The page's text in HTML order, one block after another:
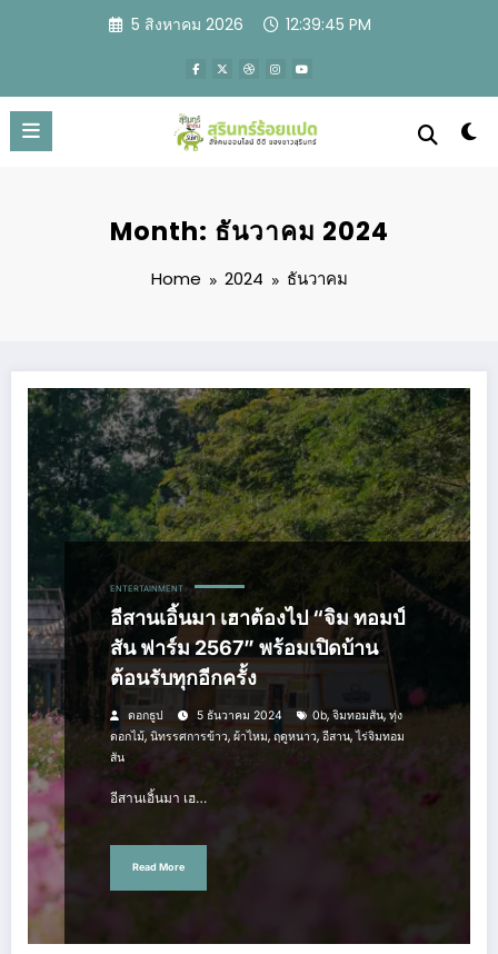
5 สิงหาคม 2026 12:39:46 PM
Month: ธันวาคม 2024
Home 2024 ธันวาคม
ENTERTAINMENT
อีสานเอิ้นมา เฮาต้องไป “จิม ทอมป์
สัน ฟาร์ม 2567” พร้อมเปิดบ้าน
ต้อนรับทุกอีกครั้ง
ดอกธูป 5 ธันวาคม 2024 0b, จิมทอมสัน, ทุ่ง
ดอกไม้, นิทรรศการข้าว, ผ้าไหม, ฤดูหนาว, อีสาน,ไร่จิมทอม
สัน
อีสานเอิ้นมา เฮ…
Read More